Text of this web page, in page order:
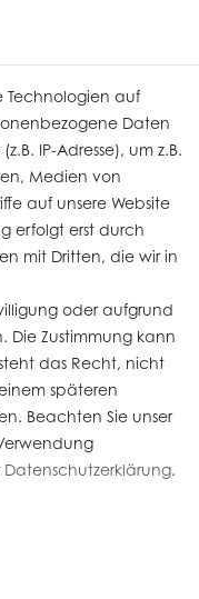
Technologien auf
Daten
IP-Adresse), um z.B.
Medien von
auf unsere Website
erfolgt erst durch
mit Dritten, die wir in
oder aufgrund
Die Zustimmung kann
das Recht, nicht
späteren
Beachten Sie unser
Daten­schutz­erklärung.